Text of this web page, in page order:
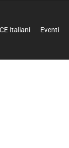
Italiani Eventi